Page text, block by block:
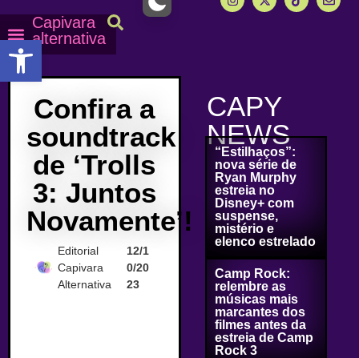
Capivara
alternativa
Confira a
soundtrack
de ‘Trolls
3: Juntos
Novamente’!
Editorial
Capivara
Alternativa
12/1
0/20
23
CAPY
NEWS
“Estilhaços”:
nova série de
Ryan Murphy
estreia no
Disney+ com
suspense,
mistério e
elenco estrelado
Camp Rock:
relembre as
músicas mais
marcantes dos
filmes antes da
estreia de Camp
Rock 3
Abrir a barra de ferramentas